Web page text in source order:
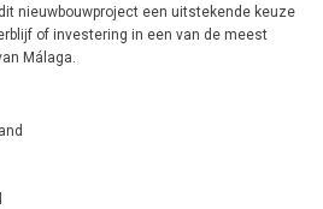
nieuwbouwproject een uitstekende keuze
of investering in een van de meest
Málaga.